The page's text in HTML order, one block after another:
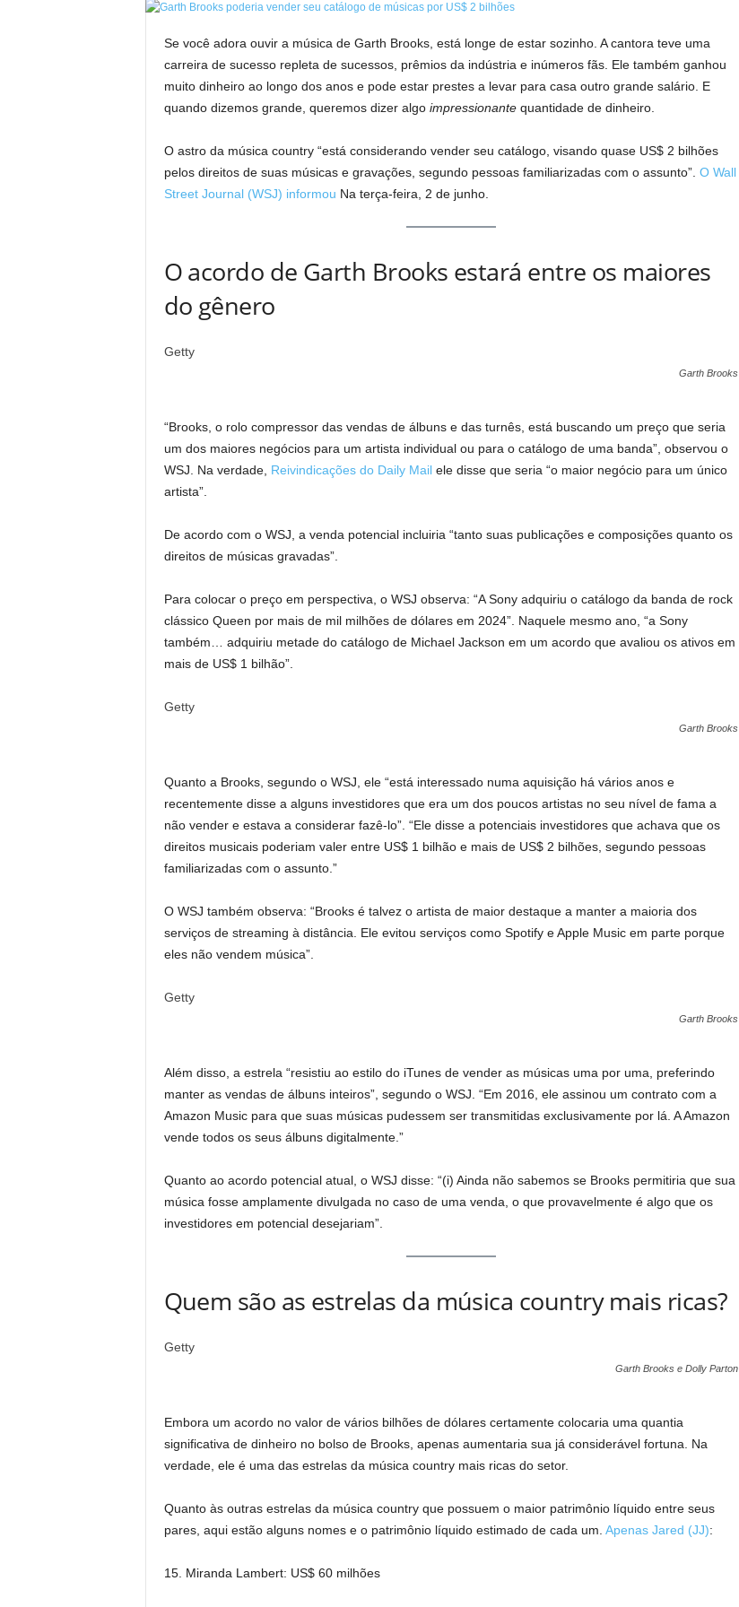
Se você adora ouvir a música de Garth Brooks, está longe de estar sozinho. A cantora teve uma
carreira de sucesso repleta de sucessos, prêmios da indústria e inúmeros fãs. Ele também ganhou
muito dinheiro ao longo dos anos e pode estar prestes a levar para casa outro grande salário. E
quando dizemos grande, queremos dizer algo impressionantequantidade de dinheiro.
O astro da música country “está considerando vender seu catálogo, visando quase US$ 2 bilhões
pelos direitos de suas músicas e gravações, segundo pessoas familiarizadas com o assunto”. O Wall
Street Journal (WSJ) informou Na terça-feira, 2 de junho.
O acordo de Garth Brooks estará entre os maiores
do gênero
Getty
Garth Brooks
“Brooks, o rolo compressor das vendas de álbuns e das turnês, está buscando um preço que seria
um dos maiores negócios para um artista individual ou para o catálogo de uma banda”, observou o
WSJ. Na verdade, Reivindicações do Daily Mailele disse que seria “o maior negócio para um único
artista”.
De acordo com o WSJ, a venda potencial incluiria “tanto suas publicações e composições quanto os
direitos de músicas gravadas”.
Para colocar o preço em perspectiva, o WSJ observa: “A Sony adquiriu o catálogo da banda de rock
clássico Queen por mais de mil milhões de dólares em 2024”. Naquele mesmo ano, “a Sony
também… adquiriu metade do catálogo de Michael Jackson em um acordo que avaliou os ativos em
mais de US$ 1 bilhão”.
Getty
Garth Brooks
Quanto a Brooks, segundo o WSJ, ele “está interessado numa aquisição há vários anos e
recentemente disse a alguns investidores que era um dos poucos artistas no seu nível de fama a
não vender e estava a considerar fazê-lo”. “Ele disse a potenciais investidores que achava que os
direitos musicais poderiam valer entre US$ 1 bilhão e mais de US$ 2 bilhões, segundo pessoas
familiarizadas com o assunto.”
O WSJ também observa: “Brooks é talvez o artista de maior destaque a manter a maioria dos
serviços de streaming à distância. Ele evitou serviços como Spotify e Apple Music em parte porque
eles não vendem música”.
Getty
Garth Brooks
Além disso, a estrela “resistiu ao estilo do iTunes de vender as músicas uma por uma, preferindo
manter as vendas de álbuns inteiros”, segundo o WSJ. “Em 2016, ele assinou um contrato com a
Amazon Music para que suas músicas pudessem ser transmitidas exclusivamente por lá. A Amazon
vende todos os seus álbuns digitalmente.”
Quanto ao acordo potencial atual, o WSJ disse: “(i) Ainda não sabemos se Brooks permitiria que sua
música fosse amplamente divulgada no caso de uma venda, o que provavelmente é algo que os
investidores em potencial desejariam”.
Quem são as estrelas da música country mais ricas?
Getty
Garth Brooks e Dolly Parton
Embora um acordo no valor de vários bilhões de dólares certamente colocaria uma quantia
significativa de dinheiro no bolso de Brooks, apenas aumentaria sua já considerável fortuna. Na
verdade, ele é uma das estrelas da música country mais ricas do setor.
Quanto às outras estrelas da música country que possuem o maior patrimônio líquido entre seus
pares, aqui estão alguns nomes e o patrimônio líquido estimado de cada um. Apenas Jared (JJ):
15. Miranda Lambert: US$ 60 milhões